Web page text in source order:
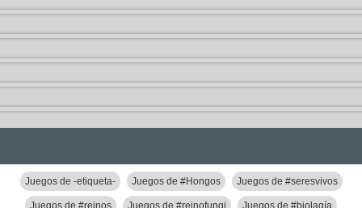
Juegos de -etiqueta- Juegos de #Hongos Juegos de #seresvivos
Juegos de #reinos Juegos de #reinofungi Juegos de #biolagía